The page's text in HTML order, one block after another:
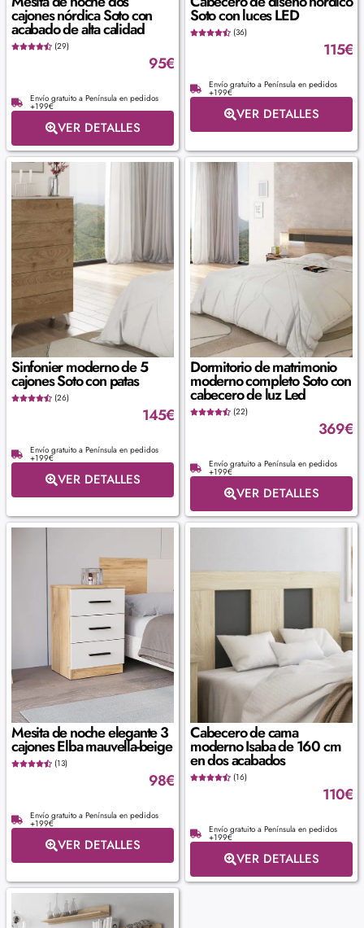
cajones nórdica Soto con
acabado de alta calidad
(29)
95€
Envío gratuito a Península en pedidos
+199€
VER DETALLES
Soto con luces LED
(36)
115€
Envío gratuito a Península en pedidos
+199€
VER DETALLES
Sinfonier moderno de 5
cajones Soto con patas
(26)
145€
Envío gratuito a Península en pedidos
+199€
VER DETALLES
Dormitorio de matrimonio
moderno completo Soto con
cabecero de luz Led
(22)
369€
Envío gratuito a Península en pedidos
+199€
VER DETALLES
Mesita de noche elegante 3
cajones Elba mauvella-beige
(13)
98€
Envío gratuito a Península en pedidos
+199€
VER DETALLES
Cabecero de cama
moderno Isaba de 160 cm
en dos acabados
(16)
110€
Envío gratuito a Península en pedidos
+199€
VER DETALLES